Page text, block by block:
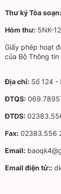
Thư ký Tòa soạn:
Hòm thư: 5NK-
Giấy phép hoạt
của Bộ Thông
Địa chỉ: Số 124 -
ĐTQS:
ĐTDS:
Fax: 02383.556
Email:
Email điện tử::